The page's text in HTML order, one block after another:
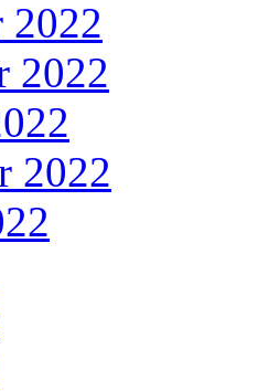
2022
2022
2022